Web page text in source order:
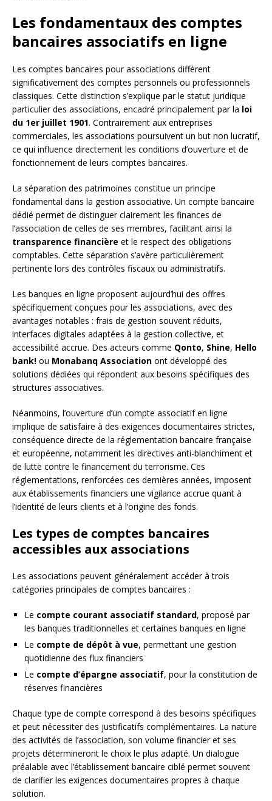
Les fondamentaux des comptes
bancaires associatifs en ligne
Les comptes bancaires pour associations diffèrent
significativement des comptes personnels ou professionnels
classiques. Cette distinction s’explique par le statut juridique
particulier des associations, encadré principalement par la loi
du 1er juillet 1901. Contrairement aux entreprises
commerciales, les associations poursuivent un but non lucratif,
ce qui influence directement les conditions d’ouverture et de
fonctionnement de leurs comptes bancaires.
La séparation des patrimoines constitue un principe
fondamental dans la gestion associative. Un compte bancaire
dédié permet de distinguer clairement les finances de
l’association de celles de ses membres, facilitant ainsi la
transparence financière et le respect des obligations
comptables. Cette séparation s’avère particulièrement
pertinente lors des contrôles fiscaux ou administratifs.
Les banques en ligne proposent aujourd’hui des offres
spécifiquement conçues pour les associations, avec des
avantages notables : frais de gestion souvent réduits,
interfaces digitales adaptées à la gestion collective, et
accessibilité accrue. Des acteurs comme Qonto, Shine, Hello
bank! ou Monabanq Association ont développé des
solutions dédiées qui répondent aux besoins spécifiques des
structures associatives.
Néanmoins, l’ouverture d’un compte associatif en ligne
implique de satisfaire à des exigences documentaires strictes,
conséquence directe de la réglementation bancaire française
et européenne, notamment les directives anti-blanchiment et
de lutte contre le financement du terrorisme. Ces
réglementations, renforcées ces dernières années, imposent
aux établissements financiers une vigilance accrue quant à
l’identité de leurs clients et à l’origine des fonds.
Les types de comptes bancaires
accessibles aux associations
Les associations peuvent généralement accéder à trois
catégories principales de comptes bancaires :
Le compte courant associatif standard, proposé par
les banques traditionnelles et certaines banques en ligne
Le compte de dépôt à vue, permettant une gestion
quotidienne des flux financiers
Le compte d’épargne associatif, pour la constitution de
réserves financières
Chaque type de compte correspond à des besoins spécifiques
et peut nécessiter des justificatifs complémentaires. La nature
des activités de l’association, son volume financier et ses
projets détermineront le choix le plus adapté. Un dialogue
préalable avec l’établissement bancaire ciblé permet souvent
de clarifier les exigences documentaires propres à chaque
solution.